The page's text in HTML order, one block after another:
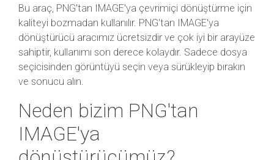
Bu araç, PNG'tan IMAGE'ya çevrimiçi dönüştürme için
kaliteyi bozmadan kullanılır. PNG'tan IMAGE'ya
dönüştürücü aracımız ücretsizdir ve çok iyi bir arayüze
sahiptir, kullanımı son derece kolaydır. Sadece dosya
seçicisinden görüntüyü seçin veya sürükleyip bırakın
ve sonucu alın.
Neden bizim PNG'tan
IMAGE'ya